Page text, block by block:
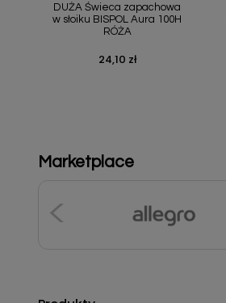
DUŻA Świeca zapachowa
w słoiku BISPOL Aura 100H
RÓŻA
Cena
24,10 zł
Marketplace